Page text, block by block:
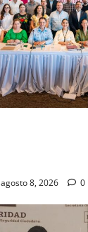
agosto 8, 2026 0